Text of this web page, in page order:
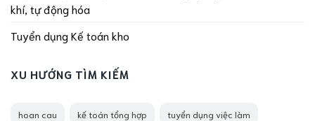
khí, tự động hóa
Tuyển dụng Kế toán kho
XU HƯỚNG TÌM KIẾM
hoan cau kế toán tổng hợp tuyển dụng việc làm